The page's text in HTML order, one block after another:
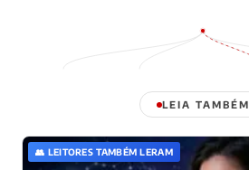
LEIA TAMBÉM
👥 LEITORES TAMBÉM LERAM